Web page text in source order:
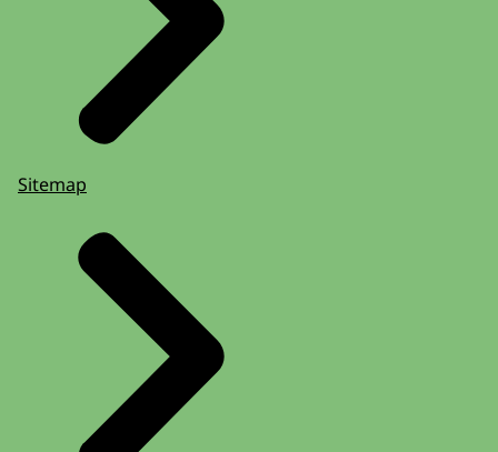
Sitemap